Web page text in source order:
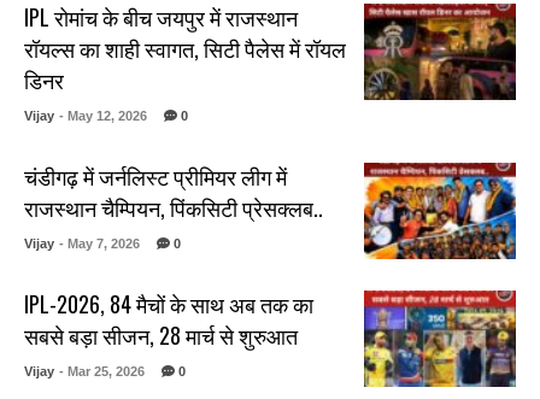
IPL रोमांच के बीच जयपुर में राजस्थान
रॉयल्स का शाही स्वागत, सिटी पैलेस में रॉयल
डिनर
Vijay - May 12, 2026 0
चंडीगढ़ में जर्नलिस्ट प्रीमियर लीग में
राजस्थान चैम्पियन, पिंकसिटी प्रेसक्लब..
Vijay - May 7, 2026 0
IPL-2026, 84 मैचों के साथ अब तक का
सबसे बड़ा सीजन, 28 मार्च से शुरुआत
Vijay - Mar 25, 2026 0